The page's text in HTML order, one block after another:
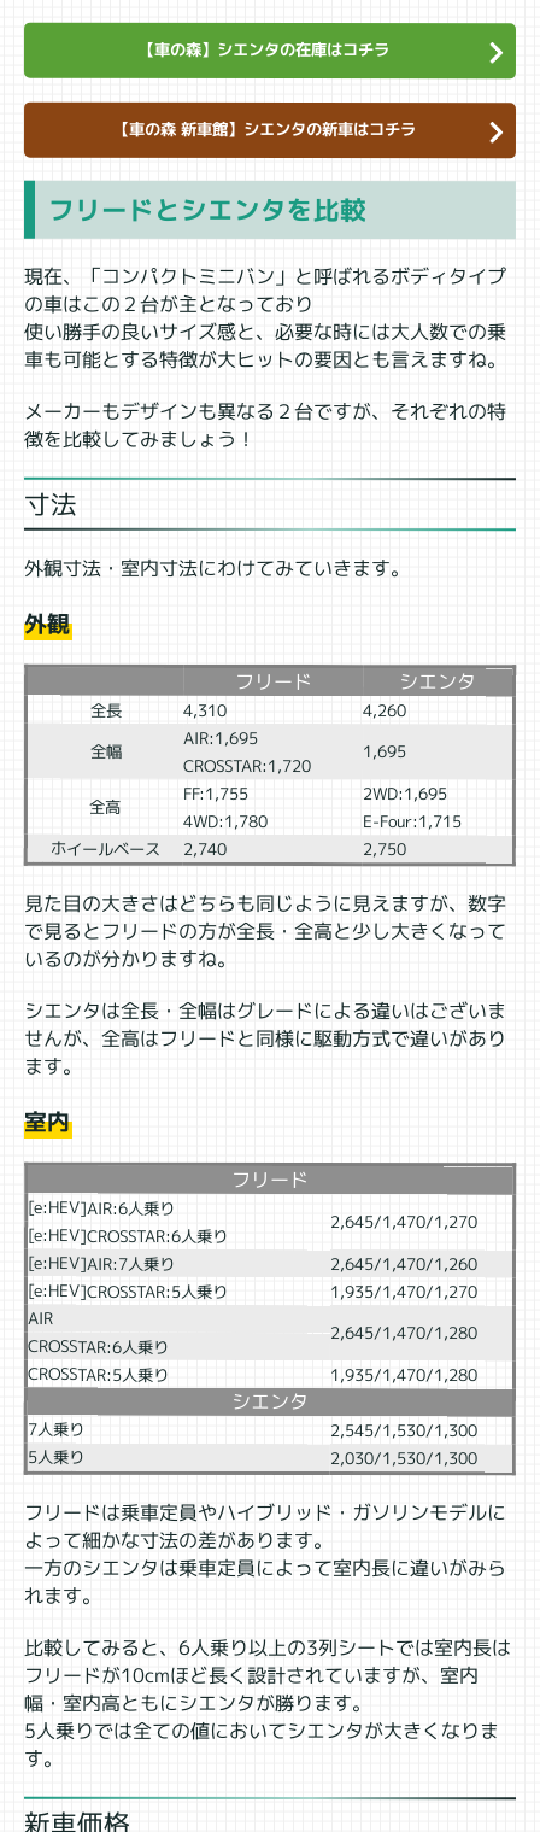
【車の森】シエンタの在庫はコチラ
【車の森 新車館】シエンタの新車はコチラ
フリードとシエンタを比較
現在、「コンパクトミニバン」と呼ばれるボディタイプ
の車はこの２台が主となっており
使い勝手の良いサイズ感と、必要な時には大人数での乗
車も可能とする特徴が大ヒットの要因とも言えますね。
メーカーもデザインも異なる２台ですが、それぞれの特
徴を比較してみましょう！
寸法
外観寸法・室内寸法にわけてみていきます。
外観
フリード シエンタ
全長 4,310 4,260
全幅
AIR:1,695
CROSSTAR:1,720
1,695
全高
FF:1,755
4WD:1,780
2WD:1,695
E-Four:1,715
ホイールベース 2,740 2,750
見た目の大きさはどちらも同じように見えますが、数字
で見るとフリードの方が全長・全高と少し大きくなって
いるのが分かりますね。
シエンタは全長・全幅はグレードによる違いはございま
せんが、全高はフリードと同様に駆動方式で違いがあり
ます。
室内
フリード
[e:HEV]AIR:6人乗り
2,645/1,470/1,270
[e:HEV]CROSSTAR:6人乗り
[e:HEV]AIR:7人乗り 2,645/1,470/1,260
[e:HEV]CROSSTAR:5人乗り 1,935/1,470/1,270
AIR
2,645/1,470/1,280
CROSSTAR:6人乗り
CROSSTAR:5人乗り
1,935/1,470/1,280
シエンタ
7人乗り 2,545/1,530/1,300
5人乗り 2,030/1,530/1,300
フリードは乗車定員やハイブリッド・ガソリンモデルに
よって細かな寸法の差があります。
一方のシエンタは乗車定員によって室内長に違いがみら
れます。
比較してみると、6人乗り以上の3列シートでは室内長は
フリードが10cmほど長く設計されていますが、室内
幅・室内高ともにシエンタが勝ります。
5人乗りでは全ての値においてシエンタが大きくなりま
す。
新車価格